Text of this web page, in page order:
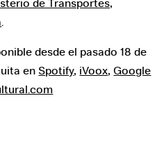
de Transportes,
.
desde el pasado 18 de
en Spotify, iVoox,Google